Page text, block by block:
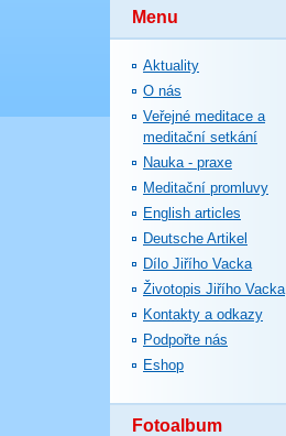
Menu
Aktuality
O nás
Veřejné meditace a
meditační setkání
Nauka - praxe
Meditační promluvy
English articles
Deutsche Artikel
Dílo Jiřího Vacka
Životopis Jiřího Vacka
Kontakty a odkazy
Podpořte nás
Eshop
Fotoalbum